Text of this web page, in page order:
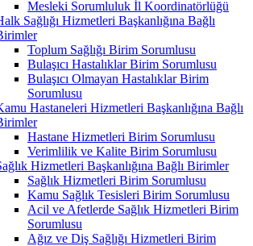
Mesleki Sorumluluk İl Koordinatörlüğü
Sağlığı Hizmetleri Başkanlığına Bağlı
Toplum Sağlığı Birim Sorumlusu
Bulaşıcı Hastalıklar Birim Sorumlusu
Bulaşıcı Olmayan Hastalıklar Birim
Sorumlusu
Hastaneleri Hizmetleri Başkanlığına Bağlı
Hastane Hizmetleri Birim Sorumlusu
Verimlilik ve Kalite Birim Sorumlusu
Hizmetleri Başkanlığına Bağlı Birimler
Sağlık Hizmetleri Birim Sorumlusu
Kamu Sağlık Tesisleri Birim Sorumlusu
Acil ve Afetlerde Sağlık Hizmetleri Birim
Sorumlusu
Ağız ve Diş Sağlığı Hizmetleri Birim